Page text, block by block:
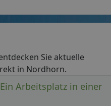
Sie aktuelle
in Nordhorn.
Arbeitsplatz in einer